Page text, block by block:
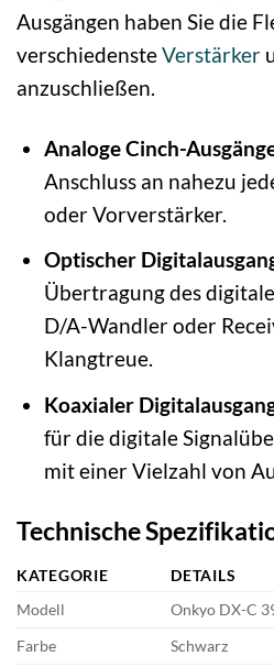
Ausgängen haben Sie die
verschiedensteVerstärker
anzuschließen.
Analoge Cinch-
Anschluss an nahezu
oder Vorverstärker.
Optischer
Übertragung des
D/A-Wandler oder
Klangtreue.
Koaxialer
für die digitale
mit einer Vielzahl von
Technische
KATEGORIE
DETAILS
Modell
Onkyo DX-C
Farbe
Schwarz